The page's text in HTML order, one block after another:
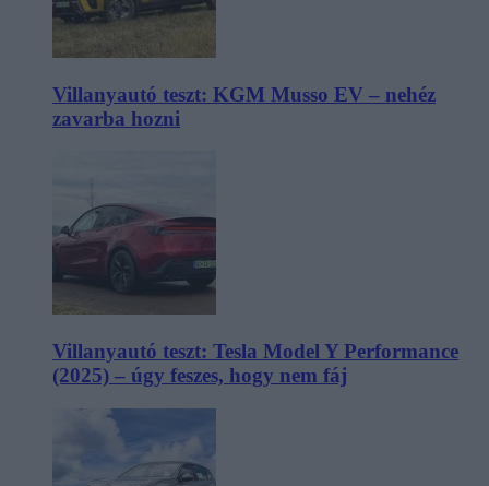
Villanyautó teszt: KGM Musso EV – nehéz
zavarba hozni
Villanyautó teszt: Tesla Model Y Performance
(2025) – úgy feszes, hogy nem fáj